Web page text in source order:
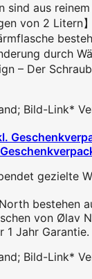
sind aus
von 2
durch
– Der
Bild-Link*
gezielte
bestehen
von Ølav
Jahr
Bild-Link*